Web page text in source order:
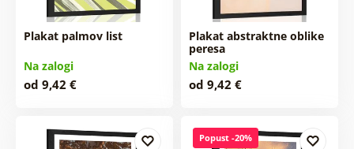
Plakat palmov list
Na zalogi
od 9,42 €
Plakat abstraktne oblike
peresa
Na zalogi
od 9,42 €
Popust -20%